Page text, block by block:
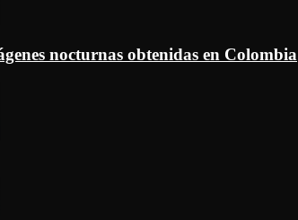
nocturnas obtenidas en Colombia